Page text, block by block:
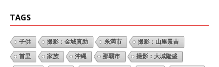
TAGS
子供 撮影：金城真助 糸満市 撮影：山里景吉
首里 家族 沖縄 那覇市 撮影：大城隆盛